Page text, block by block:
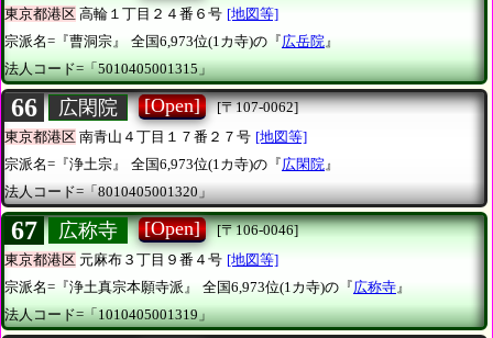
東京都港区 高輪１丁目２４番６号 [地図等]
宗派名=『曹洞宗』
全国6,973位(1カ寺)の『広岳院 』
法人コード=「5010405001315」
66 広閑院 [Open]
[〒107-0062]
東京都港区 南青山４丁目１７番２７号 [地図等]
宗派名=『浄土宗』
全国6,973位(1カ寺)の『広閑院』
法人コード=「8010405001320」
67 広称寺 [Open]
[〒106-0046]
東京都港区 元麻布３丁目９番４号 [地図等]
宗派名=『浄土真宗本願寺派』
全国6,973位(1カ寺)の『広称寺』
法人コード=「1010405001319」